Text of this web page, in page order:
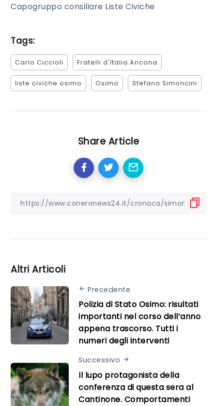
Capogruppo consiliare Liste Civiche
Tags:
Carlo Ciccioli Fratelli d'Italia Ancona
liste civiche osimo Osimo Stefano Simoncini
Share Article
Altri Articoli
Precedente
Polizia di Stato Osimo: risultati
importanti nel corso dell’anno
appena trascorso. Tutti i
numeri degli interventi
Successivo
Il lupo protagonista della
conferenza di questa sera al
Cantinone. Comportamenti